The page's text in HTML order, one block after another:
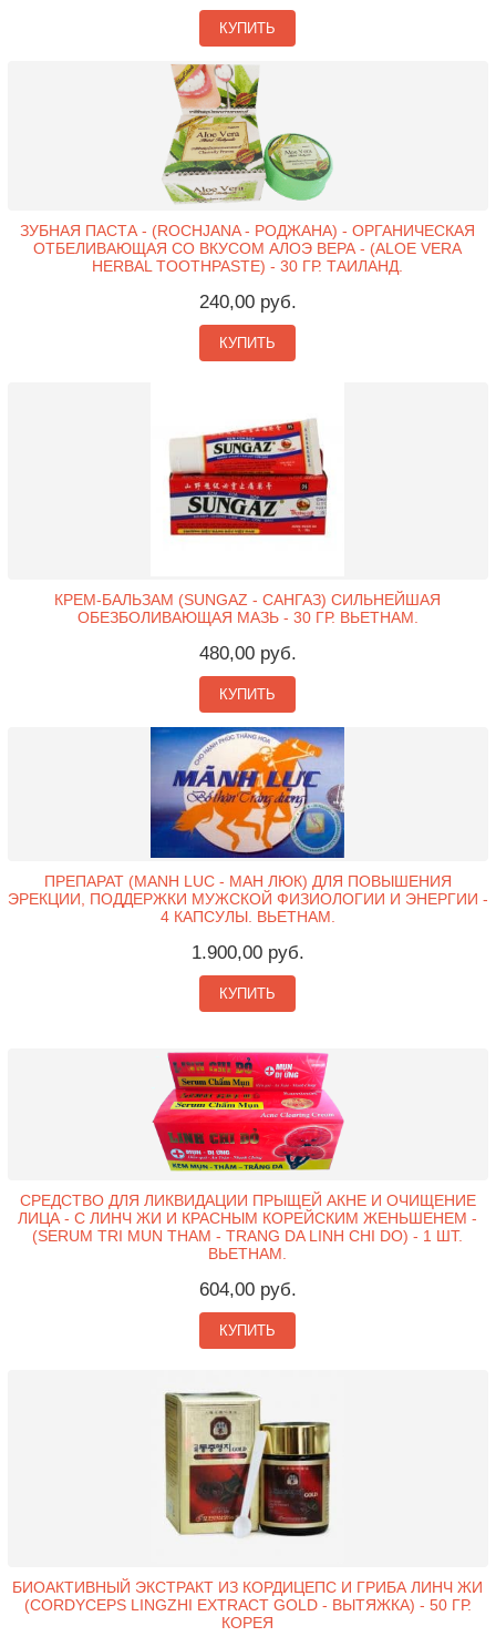
КУПИТЬ
ЗУБНАЯ ПАСТА - (ROCHJANA - РОДЖАНА) - ОРГАНИЧЕСКАЯ
ОТБЕЛИВАЮЩАЯ СО ВКУСОМ АЛОЭ ВЕРА - (ALOE VERA
HERBAL TOOTHPASTE) - 30 ГР. ТАИЛАНД.
240,00 руб.
КУПИТЬ
КРЕМ-БАЛЬЗАМ (SUNGAZ - САНГАЗ) СИЛЬНЕЙШАЯ
ОБЕЗБОЛИВАЮЩАЯ МАЗЬ - 30 ГР. ВЬЕТНАМ.
480,00 руб.
КУПИТЬ
ПРЕПАРАТ (MANH LUC - МАН ЛЮК) ДЛЯ ПОВЫШЕНИЯ
ЭРЕКЦИИ, ПОДДЕРЖКИ МУЖСКОЙ ФИЗИОЛОГИИ И ЭНЕРГИИ -
4 КАПСУЛЫ. ВЬЕТНАМ.
1.900,00 руб.
КУПИТЬ
СРЕДСТВО ДЛЯ ЛИКВИДАЦИИ ПРЫЩЕЙ АКНЕ И ОЧИЩЕНИЕ
ЛИЦА - С ЛИНЧ ЖИ И КРАСНЫМ КОРЕЙСКИМ ЖЕНЬШЕНЕМ -
(SERUM TRI MUN THAM - TRANG DA LINH CHI DO) - 1 ШТ.
ВЬЕТНАМ.
604,00 руб.
КУПИТЬ
БИОАКТИВНЫЙ ЭКСТРАКТ ИЗ КОРДИЦЕПС И ГРИБА ЛИНЧ ЖИ
(CORDYCEPS LINGZHI EXTRACT GOLD - ВЫТЯЖКА) - 50 ГР.
КОРЕЯ